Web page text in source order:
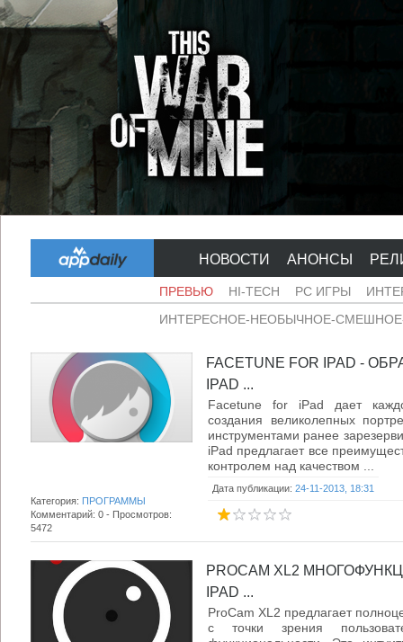
НОВОСТИ АНОНСЫ
ПРЕВЬЮ HI-TECH PC ИГРЫ
ИНТЕРЕСНОЕ-НЕОБЫЧНОЕ-
FACETUNE FOR IPAD -
IPAD ...
Facetune for iPad дает
создания великолепных
инструментами ранее
iPad предлагает все
контролем над качеством ...
Дата публикации: 24-11-2013, 18:31
Категория: ПРОГРАММЫ
Комментарий: 0 - Просмотров:
5472
PROCAM XL2
IPAD ...
ProCam XL2 предлагает
с точки зрения